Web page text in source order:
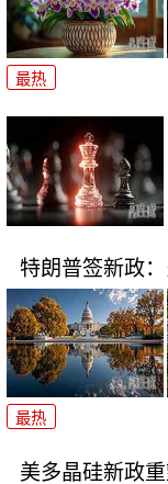
最热
特朗普签新政
最热
美多晶硅新政